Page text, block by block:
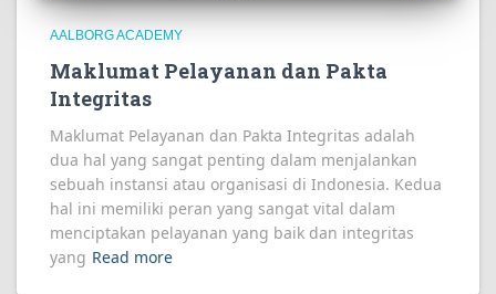
AALBORG ACADEMY
Maklumat Pelayanan dan Pakta
Integritas
Maklumat Pelayanan dan Pakta Integritas adalah
dua hal yang sangat penting dalam menjalankan
sebuah instansi atau organisasi di Indonesia. Kedua
hal ini memiliki peran yang sangat vital dalam
menciptakan pelayanan yang baik dan integritas
yang Read more